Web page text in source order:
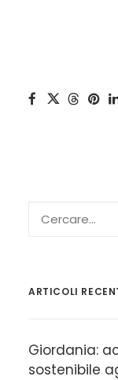
ARTICOLI
Giordania:
sostenibile